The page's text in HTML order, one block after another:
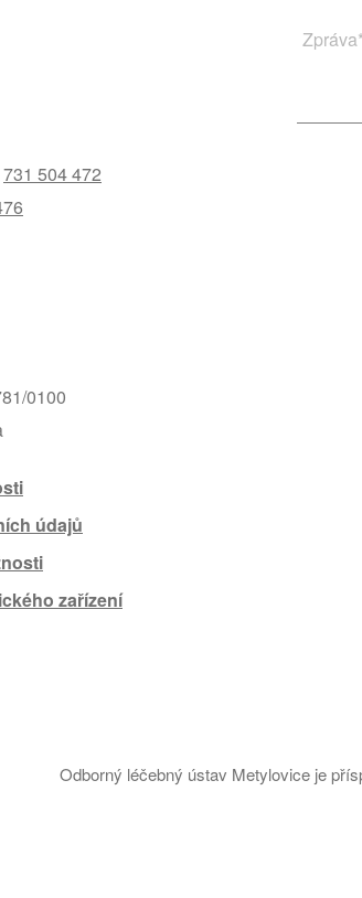
731 504 472
0100
údajů
zařízení
Zpráva*
Odborný léčebný ústav Metylovice je